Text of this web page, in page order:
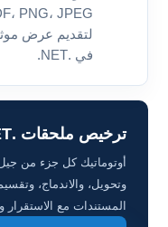
لتقديم عرض
في .NET.
ترخيص ملحقات .NET مرن
وتحويل، والاندماج،
المستندات مع الاستقرار